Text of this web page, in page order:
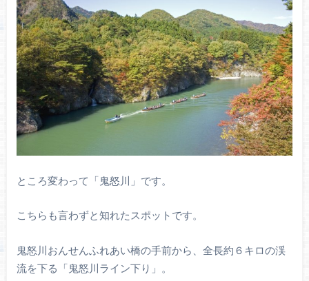
ところ変わって「鬼怒川」です。
こちらも言わずと知れたスポットです。
鬼怒川おんせんふれあい橋の手前から、全長約６キロの渓
流を下る「鬼怒川ライン下り」。